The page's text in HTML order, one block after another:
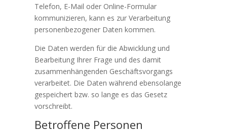
Telefon, E-Mail oder Online-Formular
kommunizieren, kann es zur Verarbeitung
personenbezogener Daten kommen.
Die Daten werden für die Abwicklung und
Bearbeitung Ihrer Frage und des damit
zusammenhängenden Geschäftsvorgangs
verarbeitet. Die Daten während ebensolange
gespeichert bzw. so lange es das Gesetz
vorschreibt.
Betroffene Personen